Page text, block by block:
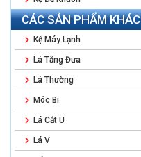
CÁC SẢN PHẨM KHÁC
Kệ Máy Lạnh
Lá Tăng Đưa
Lá Thường
Móc Bi
Lá Cắt U
Lá V